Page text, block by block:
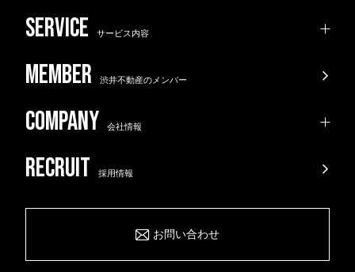
サービス内容
渋井不動産のメンバー
会社情報
採用情報
お問い合わせ